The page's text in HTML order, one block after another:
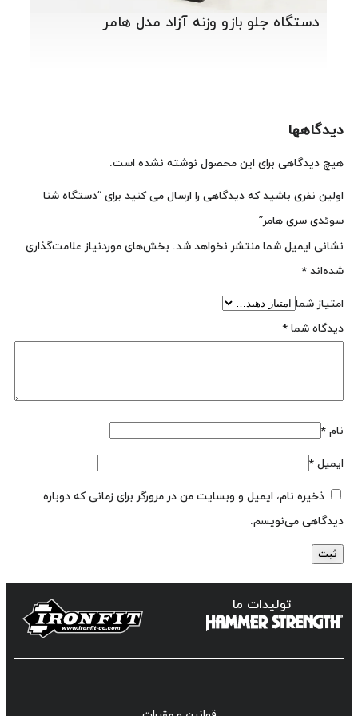
دستگاه جلو بازو وزنه آزاد مدل هامر
دیدگاهها
هیچ دیدگاهی برای این محصول نوشته نشده است.
اولین نفری باشید که دیدگاهی را ارسال می کنید برای “دستگاه شنا
سوئدی سری هامر”
نشانی ایمیل شما منتشر نخواهد شد. بخش‌های موردنیاز علامت‌گذاری
شده‌اند *
امتیاز شما
دیدگاه شما *
نام *
ایمیل *
ذخیره نام، ایمیل و وبسایت من در مرورگر برای زمانی که دوباره
دیدگاهی می‌نویسم.
تولیدات ما